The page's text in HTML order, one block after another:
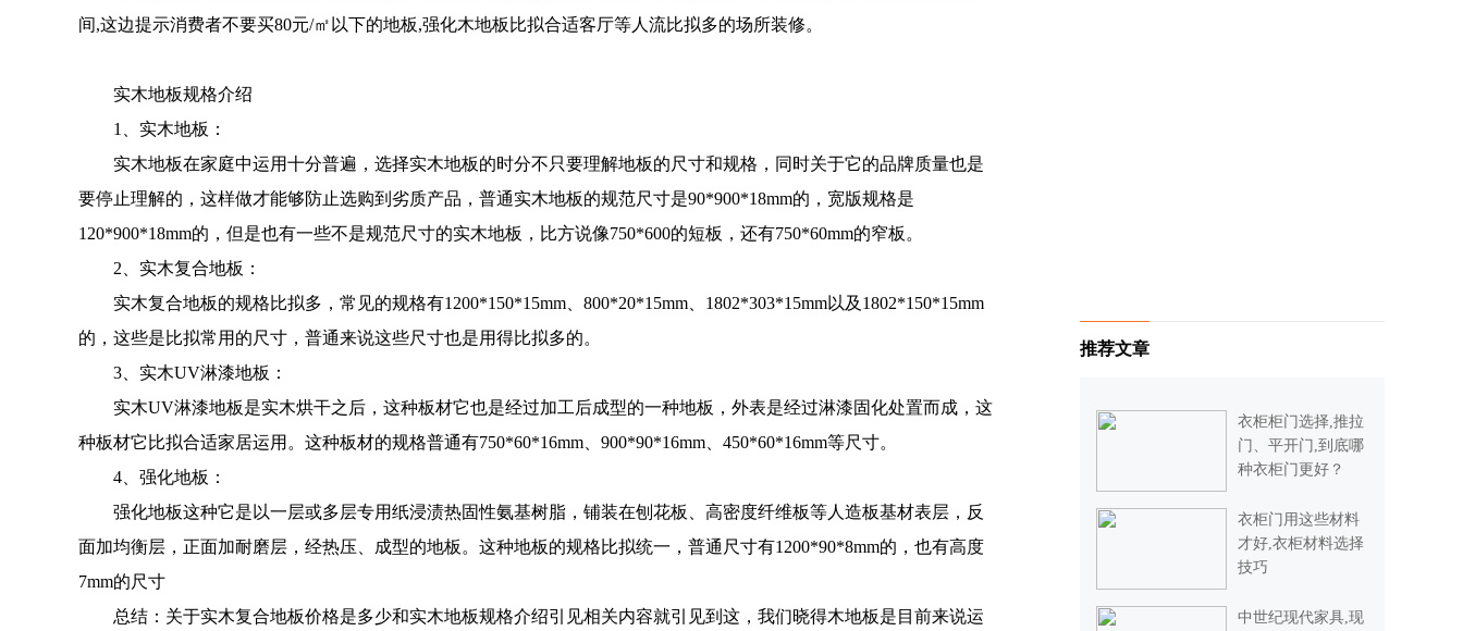
间,这边提示消费者不要买80元/㎡以下的地板,强化木地板比拟合适客厅等人流比拟多的场所装修。
实木地板规格介绍
1、实木地板：
实木地板在家庭中运用十分普遍，选择实木地板的时分不只要理解地板的尺寸和规格，同时关于它的品牌质量也是
要停止理解的，这样做才能够防止选购到劣质产品，普通实木地板的规范尺寸是90*900*18mm的，宽版规格是
120*900*18mm的，但是也有一些不是规范尺寸的实木地板，比方说像750*600的短板，还有750*60mm的窄板。
2、实木复合地板：
实木复合地板的规格比拟多，常见的规格有1200*150*15mm、800*20*15mm、1802*303*15mm以及1802*150*15mm
的，这些是比拟常用的尺寸，普通来说这些尺寸也是用得比拟多的。
3、实木UV淋漆地板：
实木UV淋漆地板是实木烘干之后，这种板材它也是经过加工后成型的一种地板，外表是经过淋漆固化处置而成，这
种板材它比拟合适家居运用。这种板材的规格普通有750*60*16mm、900*90*16mm、450*60*16mm等尺寸。
4、强化地板：
强化地板这种它是以一层或多层专用纸浸渍热固性氨基树脂，铺装在刨花板、高密度纤维板等人造板基材表层，反
面加均衡层，正面加耐磨层，经热压、成型的地板。这种地板的规格比拟统一，普通尺寸有1200*90*8mm的，也有高度
7mm的尺寸
总结：关于实木复合地板价格是多少和实木地板规格介绍引见相关内容就引见到这，我们晓得木地板是目前来说运
推荐文章
衣柜柜门选择,推拉
门、平开门,到底哪
种衣柜门更好？
衣柜门用这些材料
才好,衣柜材料选择
技巧
中世纪现代家具,现